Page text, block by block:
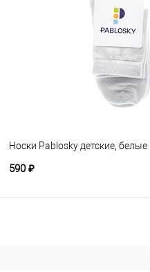
Носки Pablosky детские, белые
590 ₽